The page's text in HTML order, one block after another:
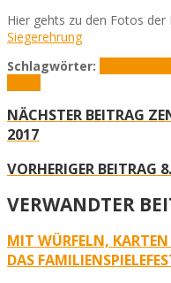
Hier gehts zu den Fotos der
Siegerehrung
Schlagwörter:
NÄCHSTER BEITRAG
2017
VORHERIGER BEITRAG
VERWANDTER
MIT WÜRFELN,
DAS